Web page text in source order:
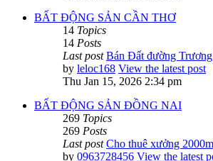
BẤT ĐỘNG SẢN CẦN THƠ
14 Topics
14 Posts
Last post Bán Đất đường
by leloc168 View the latest post
Thu Jan 15, 2026 2:34 pm
BẤT ĐỘNG SẢN ĐỒNG NAI
269 Topics
269 Posts
Last post Cho thuê xưởng
by 0963728456 View the latest